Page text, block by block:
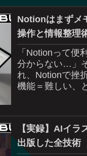
Notionはまずメ
操作と情報整理
「Notionって便
分からない…」
れ、Notionで挫
機能＝難しい、
とはたった一つ
【実録】AIイ
出版した全技術